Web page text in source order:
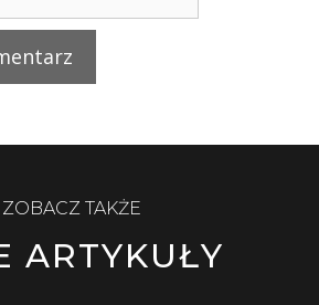
ZOBACZ TAKŻE
ARTYKUŁY